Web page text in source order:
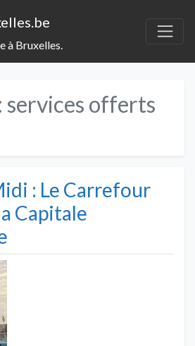
à Bruxelles.
services offerts
: Le Carrefour
Capitale